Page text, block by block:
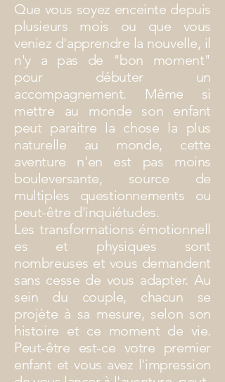
Que vous soyez enceinte depuis
plusieurs mois ou que vous
veniez d'apprendre la nouvelle, il
n'y a pas de "bon moment"
pour débuter un
accompagnement. Même si
mettre au monde son enfant
peut paraitre la chose la plus
naturelle au monde, cette
aventure n'en est pas moins
bouleversante, source de
multiples questionnements ou
peut-être d'inquiétudes.
Lestransformations émotionnell
es et physiques sont
nombreuses et vous demandent
sans cesse de vous adapter. Au
sein du couple, chacun se
projète à sa mesure, selon son
histoire et ce moment de vie.
Peut-être est-ce votre premier
enfant et vous avez l'impression